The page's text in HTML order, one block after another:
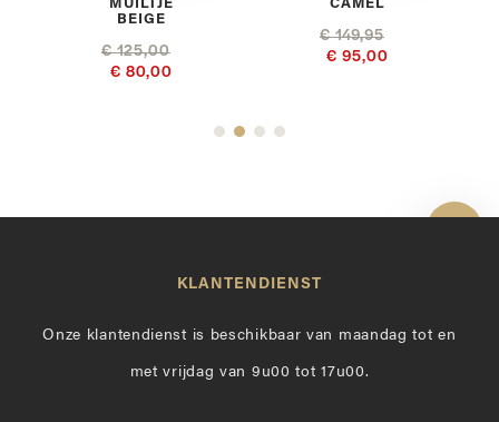
MUILTJE
BEIGE
€ 125,00
€ 80,00
CAMEL
€ 149,95
€ 95,00
KLANTENDIENST
Onze klantendienst is beschikbaar van maandag tot en
met vrijdag van 9u00 tot 17u00.